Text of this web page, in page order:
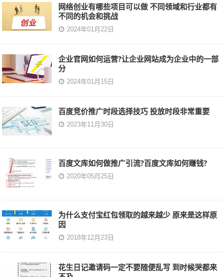
网络创业有哪些项目可以做 不同领域和行业都有
不同的机会和挑战
2024年01月22日
企业官网如何运营?让企业网站成为企业中的一部
分
2024年01月15日
百度竞价推广时段选择技巧 投放时段非常重要
2023年11月30日
百度文库如何做推广引流?百度文库如何赚钱?
2020年05月25日
为什么支付宝红包领取的越来越少 原来是这样原
因
2018年12月23日
花生日记邀请码一定不要随便乱写 到时候哭都来